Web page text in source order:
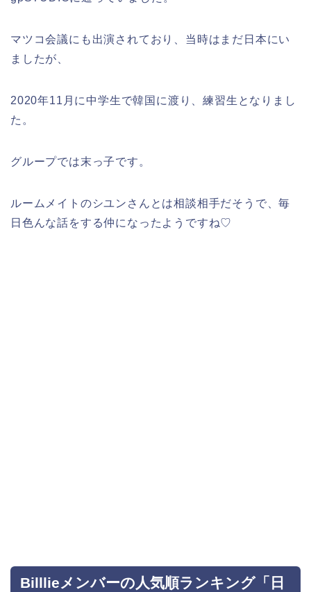
マツコ会議にも出演されており、当時はまだ日本にい
ましたが、
2020年11月に中学生で韓国に渡り、練習生となりまし
た。
グループでは末っ子です。
ルームメイトのシユンさんとは相談相手だそうで、毎
日色んな話をする仲になったようですね♡
Billlieメンバーの人気順ランキング「日